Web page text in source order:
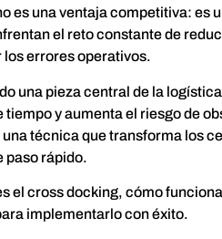
es una ventaja competitiva: es
el reto constante de
errores operativos.
una pieza central de la
y aumenta el riesgo de
una técnica que transforma los
paso rápido.
el cross docking, cómo
implementarlo con éxito.